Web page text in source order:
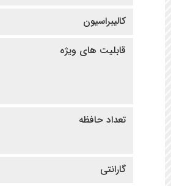
کالیبراسیون
قابلیت های ویژه
تعداد حافظه
گارانتی